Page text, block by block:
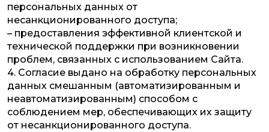
персональных данных от
несанкционированного доступа;
– предоставления эффективной клиентской и
технической поддержки при возникновении
проблем, связанных с использованием Сайта.
4. Согласие выдано на обработку персональных
данных смешанным (автоматизированным и
неавтоматизированным) способом с
соблюдением мер, обеспечивающих их защиту
от несанкционированного доступа.